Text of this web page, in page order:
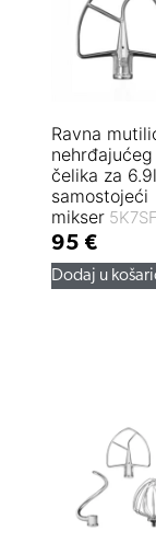
Ravna
nehrđajućeg
čelika za 6.9l
samostojeći
mikser
95 €
Dodaj u